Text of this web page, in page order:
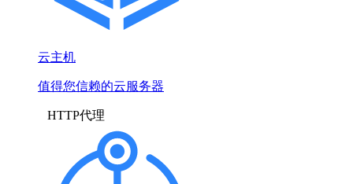
云主机
值得您信赖的云服务器
HTTP代理